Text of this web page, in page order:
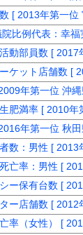
[ 2013年第一位
比例代表：幸
動部員数 [ 2017
ケット店舗数 [
年第一位 沖縄
肥満率 [ 2010年
年第一位 秋
数：男性 [ 2013
亡率：男性 [
ー保有台数 [
ー店舗数 [ 2012
率（女性） [